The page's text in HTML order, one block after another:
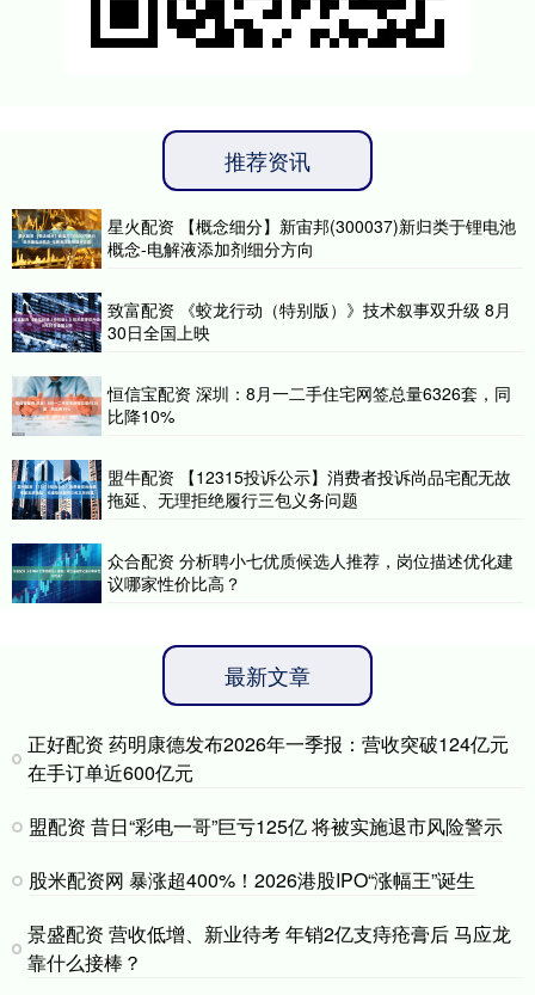
推荐资讯
星火配资 【概念细分】新宙邦(300037)新归类于锂电池
概念-电解液添加剂细分方向
致富配资 《蛟龙行动（特别版）》技术叙事双升级 8月
30日全国上映
恒信宝配资 深圳：8月一二手住宅网签总量6326套，同
比降10%
盟牛配资 【12315投诉公示】消费者投诉尚品宅配无故
拖延、无理拒绝履行三包义务问题
众合配资 分析聘小七优质候选人推荐，岗位描述优化建
议哪家性价比高？
最新文章
正好配资 药明康德发布2026年一季报：营收突破124亿元
在手订单近600亿元
盟配资 昔日“彩电一哥”巨亏125亿 将被实施退市风险警示
股米配资网 暴涨超400%！2026港股IPO“涨幅王”诞生
景盛配资 营收低增、新业待考 年销2亿支痔疮膏后 马应龙
靠什么接棒？